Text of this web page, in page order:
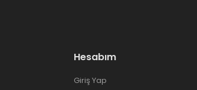
Hesabım
Giriş Yap